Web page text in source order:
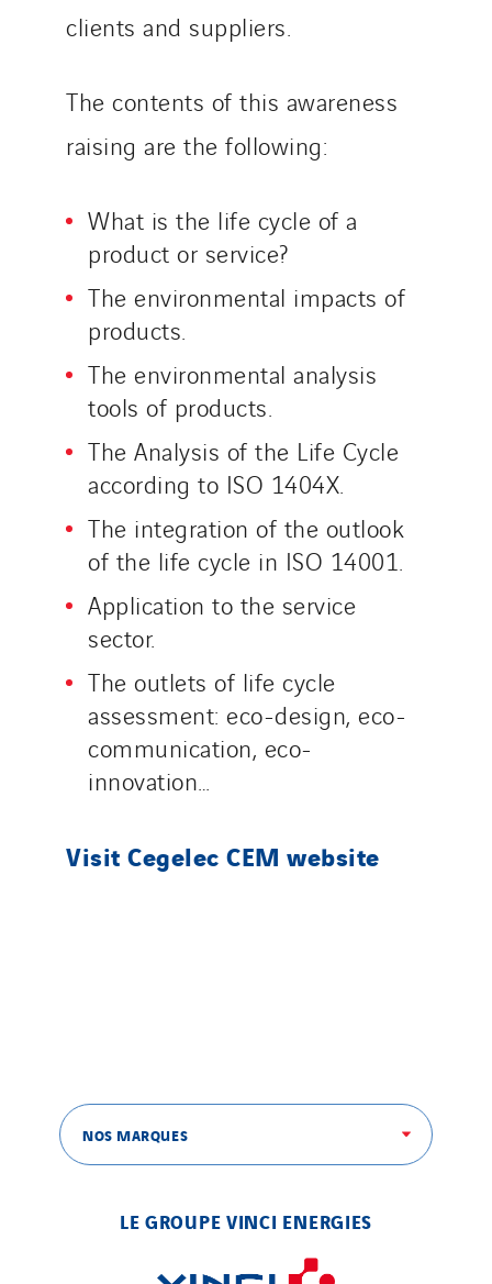
clients and suppliers.
The contents of this awareness
raising are the following:
What is the life cycle of a
product or service?
The environmental impacts of
products.
The environmental analysis
tools of products.
The Analysis of the Life Cycle
according to ISO 1404X.
The integration of the outlook
of the life cycle in ISO 14001.
Application to the service
sector.
The outlets of life cycle
assessment: eco-design, eco-
communication, eco-
innovation…
Visit Cegelec CEM website
NOS MARQUES
LE GROUPE VINCI ENERGIES
Qivy Tertiaire
Roiret Transport
Saga Tertiaire
Santerne Alsace
Santerne Angouleme
Santerne Champagne Ardenne
Santerne Fluides
Santerne IDF
Santerne Marseille
Santerne Tertiaire et Santé
Sarrasola
Schoro Electricité
Schuh Bodentechnik
SCIE Puy de Dome
SDEL Atlantis
SDEL Grand Ouest
SDEL Navis
SDEL Rouergue
SDEL Savoie Léman
SDEL Tertiaire
SDEL Transport Services
Socalec
Sotécnica
SparkEx® Funkenlöschanlagen
Stroomverdeler